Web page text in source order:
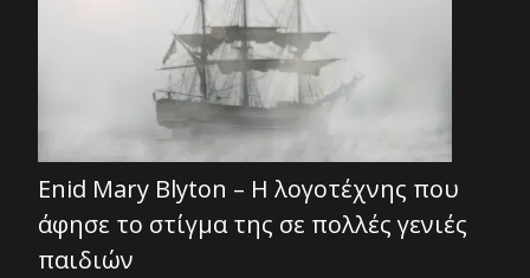
Enid Mary Blyton – Η λογοτέχνης που
άφησε το στίγμα της σε πολλές γενιές
παιδιών